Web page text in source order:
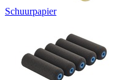
Schuurpapier